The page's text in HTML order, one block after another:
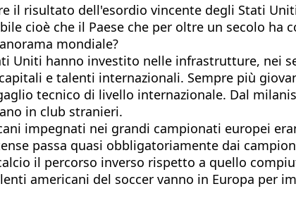
il risultato dell'esordio vincente degli Stati
cioè che il Paese che per oltre un secolo ha
mondiale?
Uniti hanno investito nelle infrastrutture, nei
e talenti internazionali. Sempre più
tecnico di livello internazionale. Dal
in club stranieri.
impegnati nei grandi campionati europei
passa quasi obbligatoriamente dai
il percorso inverso rispetto a quello
americani del soccer vanno in Europa per